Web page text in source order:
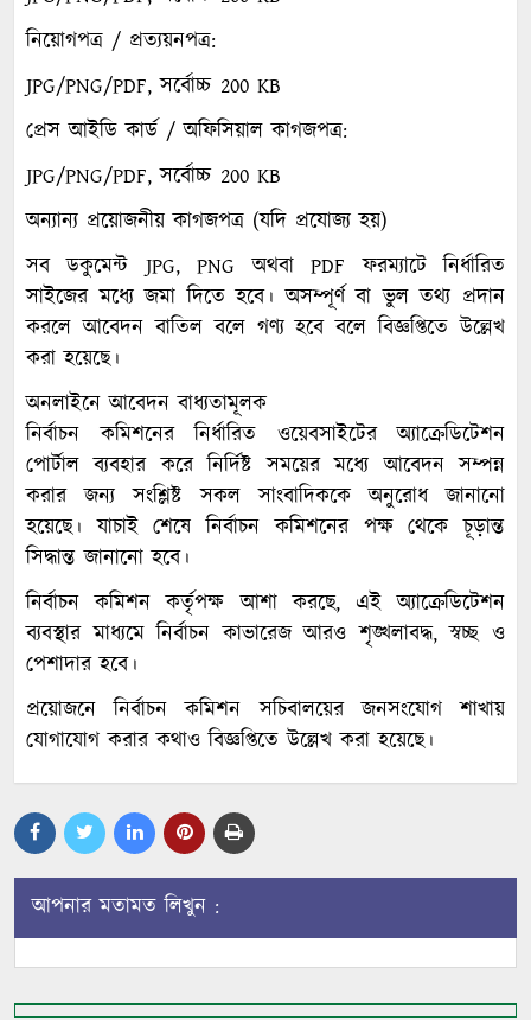
নিয়োগপত্র / প্রত্যয়নপত্র:
JPG/PNG/PDF, সর্বোচ্চ 200 KB
প্রেস আইডি কার্ড / অফিসিয়াল কাগজপত্র:
JPG/PNG/PDF, সর্বোচ্চ 200 KB
অন্যান্য প্রয়োজনীয় কাগজপত্র (যদি প্রযোজ্য হয়)
সব ডকুমেন্ট JPG, PNG অথবা PDF ফরম্যাটে নির্ধারিত
সাইজের মধ্যে জমা দিতে হবে। অসম্পূর্ণ বা ভুল তথ্য প্রদান
করলে আবেদন বাতিল বলে গণ্য হবে বলে বিজ্ঞপ্তিতে উল্লেখ
করা হয়েছে।
অনলাইনে আবেদন বাধ্যতামূলক
নির্বাচন কমিশনের নির্ধারিত ওয়েবসাইটের অ্যাক্রেডিটেশন
পোর্টাল ব্যবহার করে নির্দিষ্ট সময়ের মধ্যে আবেদন সম্পন্ন
করার জন্য সংশ্লিষ্ট সকল সাংবাদিককে অনুরোধ জানানো
হয়েছে। যাচাই শেষে নির্বাচন কমিশনের পক্ষ থেকে চূড়ান্ত
সিদ্ধান্ত জানানো হবে।
নির্বাচন কমিশন কর্তৃপক্ষ আশা করছে, এই অ্যাক্রেডিটেশন
ব্যবস্থার মাধ্যমে নির্বাচন কাভারেজ আরও শৃঙ্খলাবদ্ধ, স্বচ্ছ ও
পেশাদার হবে।
প্রয়োজনে নির্বাচন কমিশন সচিবালয়ের জনসংযোগ শাখায়
যোগাযোগ করার কথাও বিজ্ঞপ্তিতে উল্লেখ করা হয়েছে।
আপনার মতামত লিখুন :